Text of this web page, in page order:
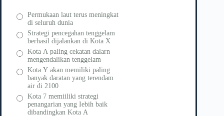
Permukaan laut terus meningkat
di seluruh dunia
Strategi pencegahan tenggelam
berhasil dijalankan di Kota X
Kota A paling cekatan dalarn
mengendalikan tenggelam
Kota Y akan memiliki paling
banyak daratan yang terendam
air di 2100
Kota 7 memiiliki strategi
penangarian yang Iebih baik
dibandingkan Kota A